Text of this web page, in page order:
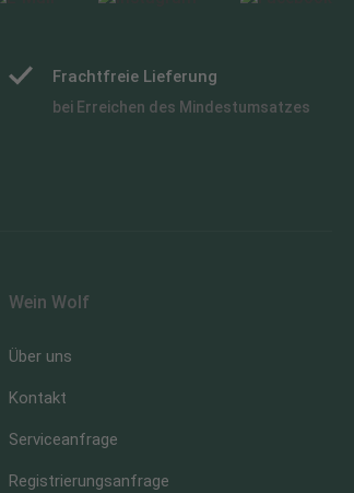
Frachtfreie Lieferung
bei Erreichen des Mindestumsatzes
Wein Wolf
Über uns
Kontakt
Serviceanfrage
Registrierungsanfrage